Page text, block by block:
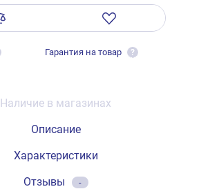
Гарантия на товар ?
Наличие в магазинах
Описание
Характеристики
Отзывы
-